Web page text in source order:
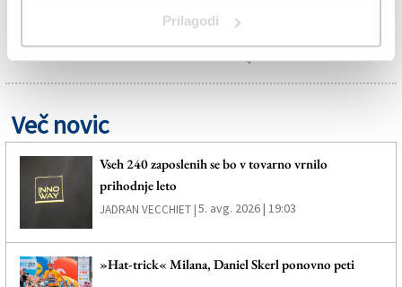
Prilagodi
Več novic
Vseh 240 zaposlenih se bo v tovarno vrnilo
prihodnje leto
JADRAN VECCHIET |5. avg. 2026 | 19:03
»Hat-trick« Milana, Daniel Skerl ponovno peti